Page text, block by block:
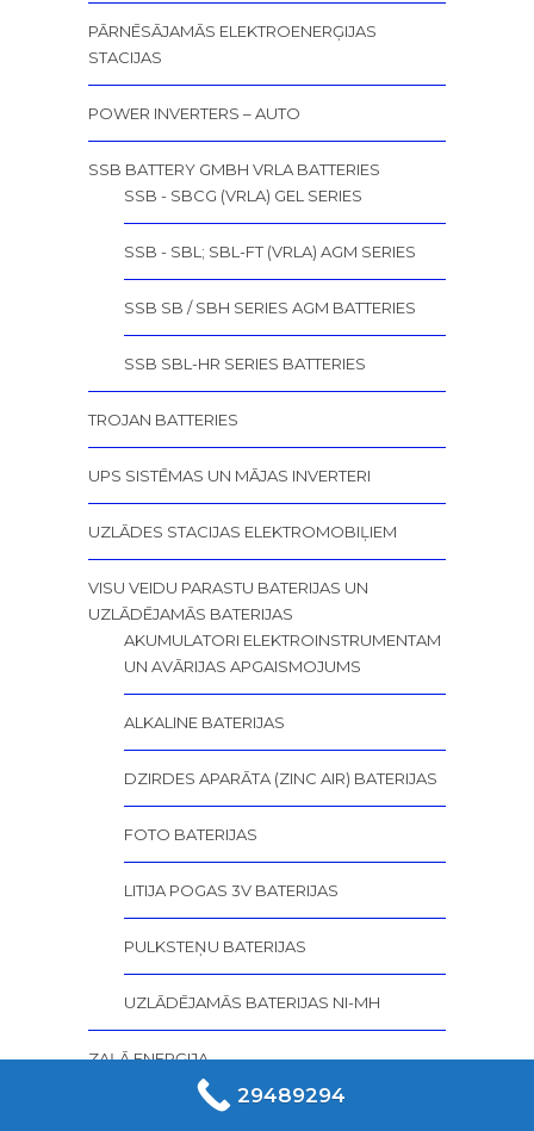
PĀRNĒSĀJAMĀS ELEKTROENERĢIJAS
STACIJAS
POWER INVERTERS – AUTO
SSB BATTERY GMBH VRLA BATTERIES
SSB - SBCG (VRLA) GEL SERIES
SSB - SBL; SBL-FT (VRLA) AGM SERIES
SSB SB / SBH SERIES AGM BATTERIES
SSB SBL-HR SERIES BATTERIES
TROJAN BATTERIES
UPS SISTĒMAS UN MĀJAS INVERTERI
UZLĀDES STACIJAS ELEKTROMOBIĻIEM
VISU VEIDU PARASTU BATERIJAS UN
UZLĀDĒJAMĀS BATERIJAS
AKUMULATORI ELEKTROINSTRUMENTAM
UN AVĀRIJAS APGAISMOJUMS
ALKALINE BATERIJAS
DZIRDES APARĀTA (ZINC AIR) BATERIJAS
FOTO BATERIJAS
LITIJA POGAS 3V BATERIJAS
PULKSTEŅU BATERIJAS
UZLĀDĒJAMĀS BATERIJAS NI-MH
ZAĻĀ ENERĢIJA
SAULES INVERTORI, LĀDĒTĀJI UN
KONTROLIERI
29489294